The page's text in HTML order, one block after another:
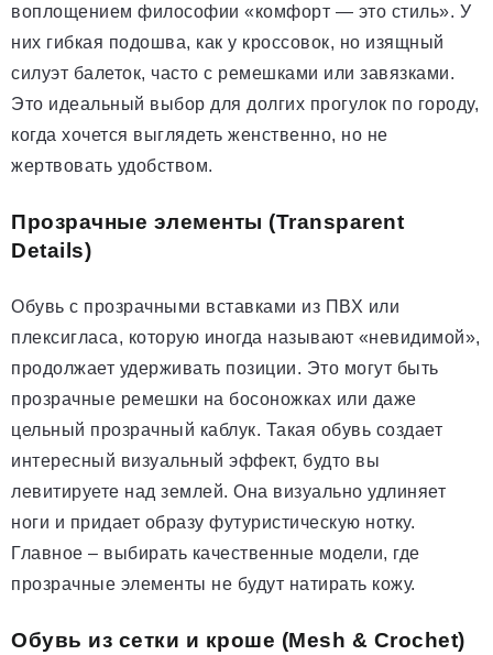
воплощением философии «комфорт — это стиль». У
них гибкая подошва, как у кроссовок, но изящный
силуэт балеток, часто с ремешками или завязками.
Это идеальный выбор для долгих прогулок по городу,
когда хочется выглядеть женственно, но не
жертвовать удобством.
Прозрачные элементы (Transparent
Details)
Обувь с прозрачными вставками из ПВХ или
плексигласа, которую иногда называют «невидимой»,
продолжает удерживать позиции. Это могут быть
прозрачные ремешки на босоножках или даже
цельный прозрачный каблук. Такая обувь создает
интересный визуальный эффект, будто вы
левитируете над землей. Она визуально удлиняет
ноги и придает образу футуристическую нотку.
Главное – выбирать качественные модели, где
прозрачные элементы не будут натирать кожу.
Обувь из сетки и кроше (Mesh & Crochet)